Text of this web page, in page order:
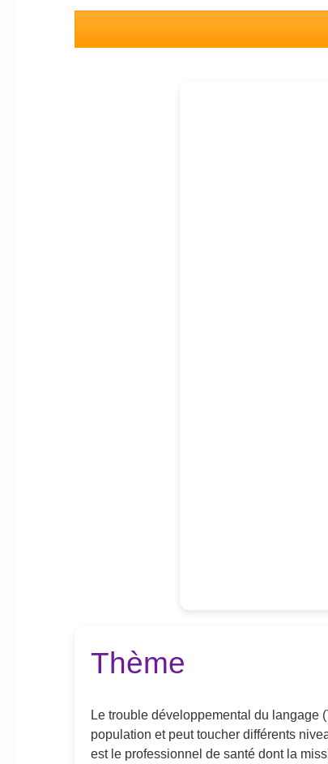
Thème
Le trouble développemental du langage
population et peut toucher différents
est le professionnel de santé dont la